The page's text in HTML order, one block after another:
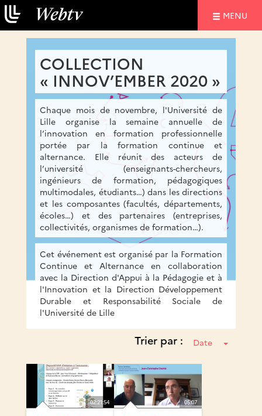
MENU
COLLECTION
« INNOV’EMBER 2020 »
Chaque mois de novembre, l'Université de
Lille organise la semaine annuelle de
l’innovation en formation professionnelle
portée par la formation continue et
alternance. Elle réunit des acteurs de
l’université (enseignants-chercheurs,
ingénieurs de formation, pédagogiques
multimodales, étudiants…) dans les directions
et les composantes (facultés, départements,
écoles…) et des partenaires (entreprises,
collectivités, organismes de formation…).
Cet événement est organisé par la Formation
Continue et Alternance en collaboration
avec la Direction d'Appui à la Pédagogie et à
l'Innovation et la Direction Développement
Durable et Responsabilité Sociale de
l'Université de Lille
Trier par : Date
02:21:54 05:07